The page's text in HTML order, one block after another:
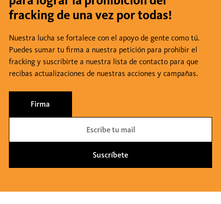
fracking de una vez por todas!
Nuestra lucha se fortalece con el apoyo de gente como tú.
Puedes sumar tu firma a nuestra petición para prohibir el
fracking y suscribirte a nuestra lista de contacto para que
recibas actualizaciones de nuestras acciones y campañas.
Firma